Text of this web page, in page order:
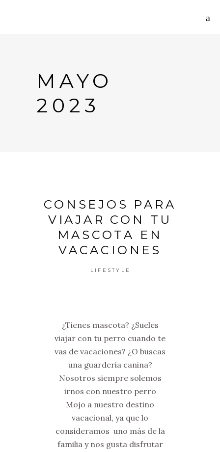
MAYO
2023
CONSEJOS PARA
VIAJAR CON TU
MASCOTA EN
VACACIONES
LIFESTYLE
¿Tienes mascota? ¿Sueles
viajar con tu perro cuando te
vas de vacaciones? ¿O buscas
una guarderia canina?
Nosotros siempre solemos
irnos con nuestro perro
Mojo a nuestro destino
vacacional, ya que lo
consideramos uno más de la
familia y nos gusta disfrutar